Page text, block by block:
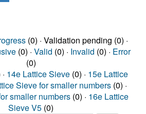
(0) · Validation pending (0) ·
(0) · Valid (0) · Invalid (0) · Error
(0)
14e Lattice Sieve (0) · 15e Lattice
Sieve for smaller numbers (0) ·
smaller numbers (0) · 16e Lattice
Sieve V5 (0)